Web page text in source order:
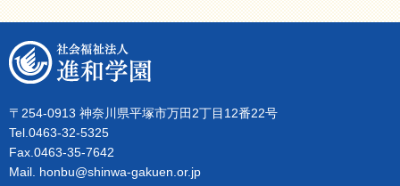
〒254-0913 神奈川県平塚市万田2丁目12番22号
Tel.0463-32-5325
Fax.0463-35-7642
Mail. honbu@shinwa-gakuen.or.jp